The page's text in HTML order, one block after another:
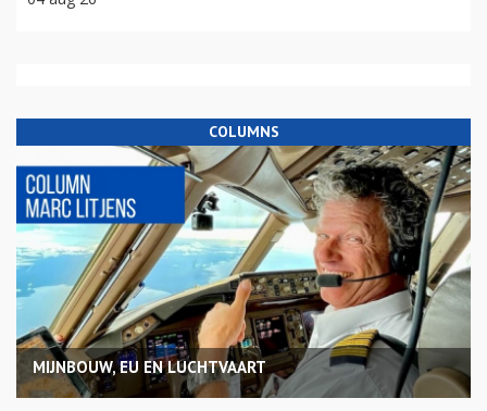
COLUMNS
MIJNBOUW, EU EN LUCHTVAART